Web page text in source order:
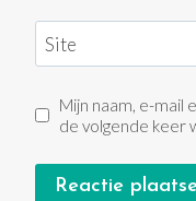
Site
Mijn naam, e-mail
de volgende keer